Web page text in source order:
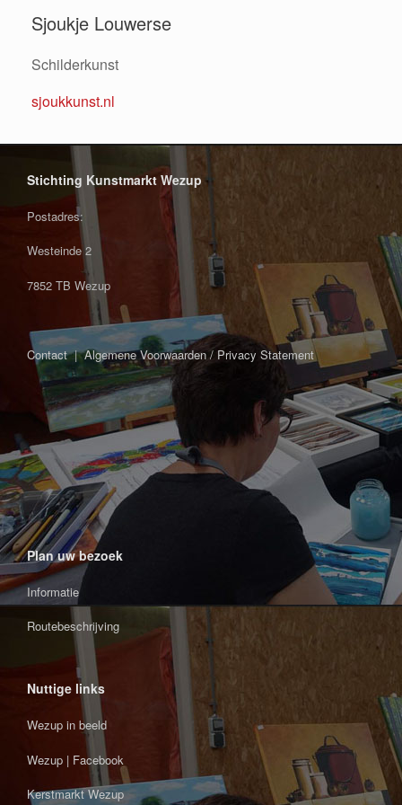
Sjoukje Louwerse
Schilderkunst
sjoukkunst.nl
Stichting Kunstmarkt Wezup
Postadres:
Westeinde 2
7852 TB Wezup
Contact|Algemene Voorwaarden / Privacy Statement
Plan uw bezoek
Informatie
Routebeschrijving
Nuttige links
Wezup in beeld
Wezup | Facebook
Kerstmarkt Wezup